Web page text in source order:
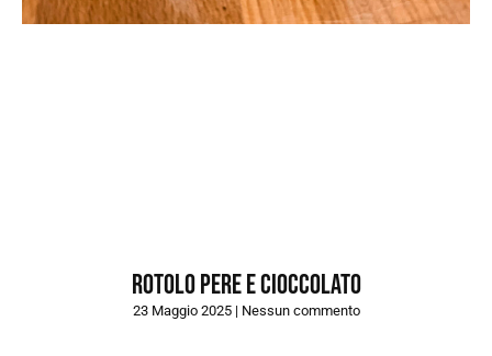
Rotolo Pere e Cioccolato
23 Maggio 2025 Nessun commento